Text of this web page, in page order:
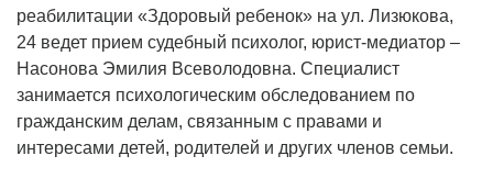
реабилитации «Здоровый ребенок» на ул. Лизюкова,
24 ведет прием судебный психолог, юрист-медиатор –
Насонова Эмилия Всеволодовна. Специалист
занимается психологическим обследованием по
гражданским делам, связанным с правами и
интересами детей, родителей и других членов семьи.